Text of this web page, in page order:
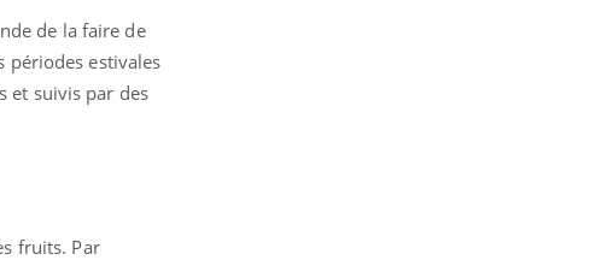
de la faire de
périodes estivales
et suivis par des
fruits. Par